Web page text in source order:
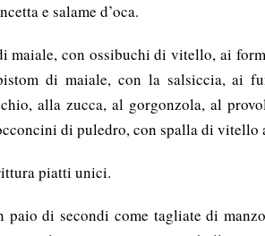
e salame d’oca.
con ossibuchi di vitello, ai
di maiale, con la salsiccia, ai
alla zucca, al gorgonzola, al
di puledro, con spalla di vitello
piatti unici.
paio di secondi come tagliate di